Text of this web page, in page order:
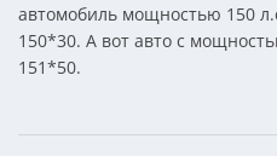
автомобиль мощностью 150
150*30. А вот авто с
151*50.